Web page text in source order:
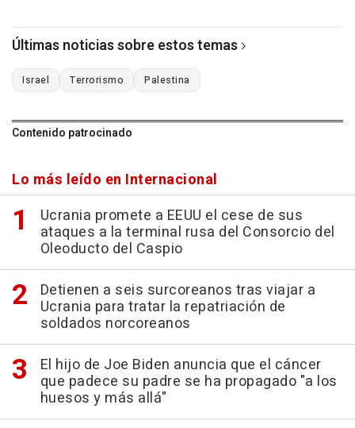
Últimas noticias sobre estos temas
Israel Terrorismo Palestina
Contenido patrocinado
Lo más leído en Internacional
Ucrania promete a EEUU el cese de sus
ataques a la terminal rusa del Consorcio del
Oleoducto del Caspio
Detienen a seis surcoreanos tras viajar a
Ucrania para tratar la repatriación de
soldados norcoreanos
El hijo de Joe Biden anuncia que el cáncer
que padece su padre se ha propagado "a los
huesos y más allá"